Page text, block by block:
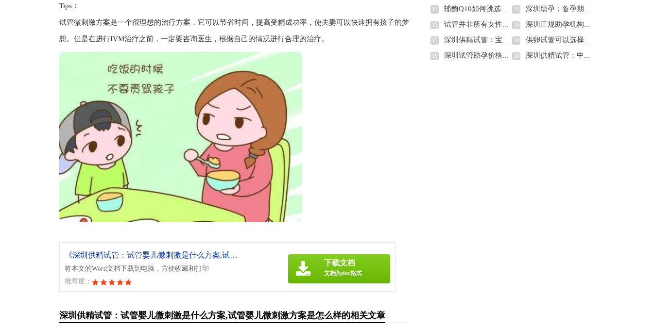
Tips：
试管微刺激方案是一个很理想的治疗方案，它可以节省时间，提高受精成功率，使夫妻可以快速拥有孩子的梦
想。但是在进行IVM治疗之前，一定要咨询医生，根据自己的情况进行合理的治疗。
《深圳供精试管：试管婴儿微刺激是什么方案,试管婴儿微刺激方案是怎么样的》
将本文的Word文档下载到电脑，方便收藏和打印
推荐度：
下载文档
文档为doc格式
深圳供精试管：试管婴儿微刺激是什么方案,试管婴儿微刺激方案是怎么样的相关文章
13 辅酶Q10如何挑选合适的品牌，效果差距不大可根据性价比来参考 14 深圳助孕：备孕期间的黑豆也不是你想吃就能吃
15 试管并非所有女性都需要做宫腔镜，移植前出现异常更需要做 16 深圳正规助孕机构：移植鲜胚的着床时间你知道吗？看看最晚第几天可以测出来
17 深圳供精试管：宝宝大便有奶瓣怎么回事？别慌，这是正常现象 18 供卵试管可以选择性别，但要先符合这三个条件
19 深圳试管助孕价格：卵巢囊肿跟多囊卵巢区别有多大，看看你都知道吗？ 20 深圳供精试管：中信湘雅可申请供精试管婴儿，前提还要满足这些适应症